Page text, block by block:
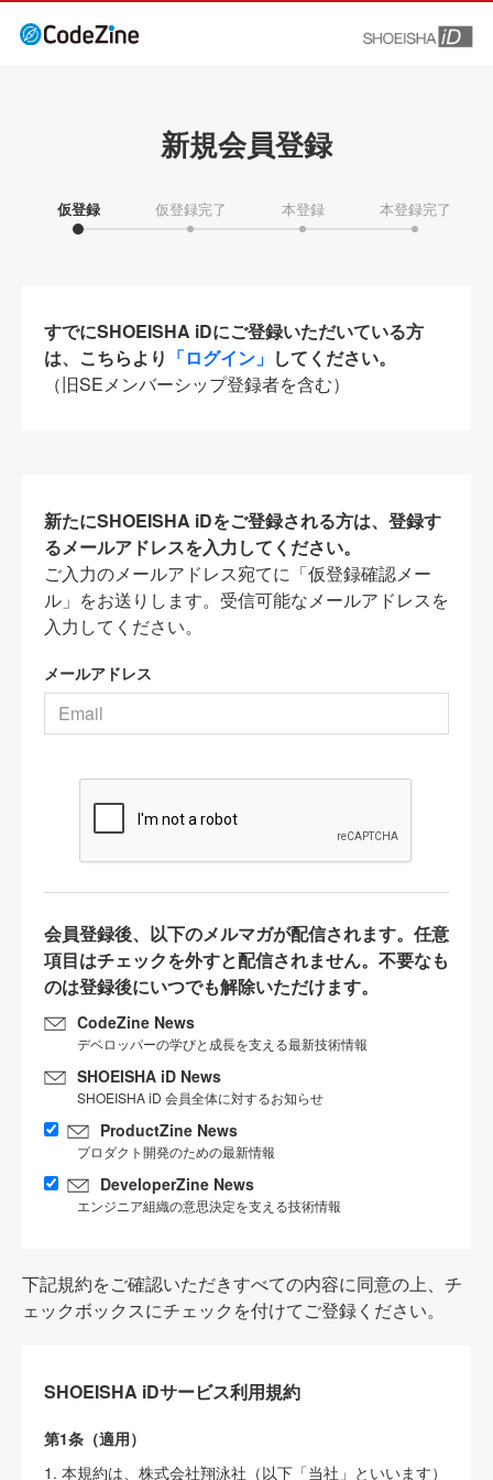
新規会員登録
仮登録 仮登録完了 本登録 本登録完了
すでにSHOEISHA iDにご登録いただいている方
は、こちらより 「ログイン」 してください。
（旧SEメンバーシップ登録者を含む）
新たにSHOEISHA iDをご登録される方は、登録す
るメールアドレスを入力してください。
ご入力のメールアドレス宛てに「仮登録確認メー
ル」をお送りします。受信可能なメールアドレスを
入力してください。
メールアドレス
会員登録後、以下のメルマガが配信されます。任意
項目はチェックを外すと配信されません。不要なも
のは登録後にいつでも解除いただけます。
CodeZine News
デベロッパーの学びと成長を支える最新技術情報
SHOEISHA iD News
SHOEISHA iD 会員全体に対するお知らせ
ProductZine News
プロダクト開発のための最新情報
DeveloperZine News
エンジニア組織の意思決定を支える技術情報
下記規約をご確認いただきすべての内容に同意の上、チ
ェックボックスにチェックを付けてご登録ください。
SHOEISHA iDサービス利用規約
第1条（適用）
1. 本規約は、株式会社翔泳社（以下「当社」といいます）